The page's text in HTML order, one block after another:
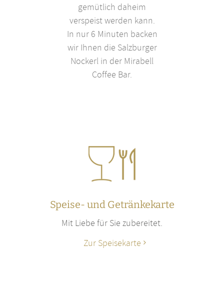
gemütlich daheim
verspeist werden kann.
In nur 6 Minuten backen
wir Ihnen die Salzburger
Nockerl in der Mirabell
Coffee Bar.
Speise- und Getränkekarte
Mit Liebe für Sie zubereitet.
Zur Speisekarte